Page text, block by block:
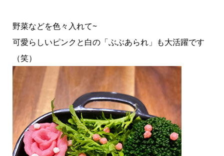
野菜などを色々入れて~
可愛らしいピンクと白の「ぶぶあられ」も大活躍です
（笑）